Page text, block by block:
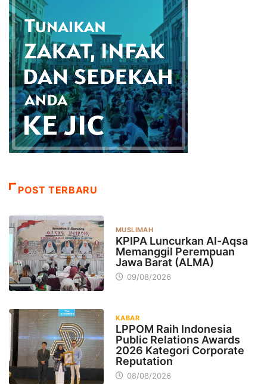
POST TERBARU
MUSLIMAH
KPIPA Luncurkan Al-Aqsa
Memanggil Perempuan
Jawa Barat (ALMA)
09/08/2026
KABAR
LPPOM Raih Indonesia
Public Relations Awards
2026 Kategori Corporate
Reputation
08/08/2026